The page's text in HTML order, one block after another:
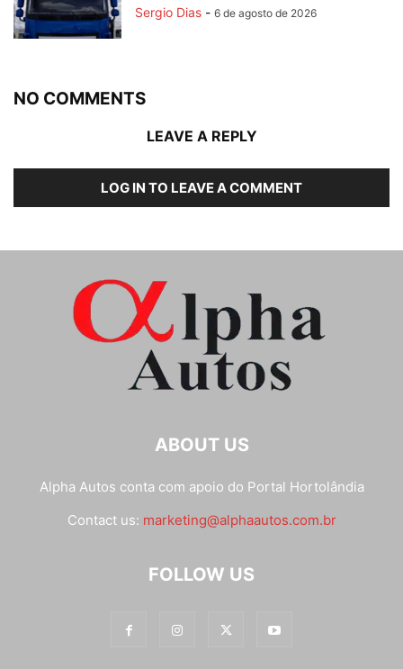
Sergio Dias - 6 de agosto de 2026
NO COMMENTS
LEAVE A REPLY
LOG IN TO LEAVE A COMMENT
ABOUT US
Alpha Autos conta com apoio do Portal Hortolândia
Contact us: marketing@alphaautos.com.br
FOLLOW US